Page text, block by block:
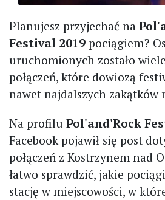
Planujesz przyjechać na
Festival 2019 pociągiem?
uruchomionych zostało
połączeń, które dowiozą
nawet najdalszych zakątków
Na profilu Pol'and'Rock
Facebook pojawił się post
połączeń z Kostrzynem nad
łatwo sprawdzić, jakie
stację w miejscowości, w